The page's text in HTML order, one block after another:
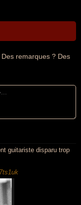
remarques ? Des
guitariste disparu trop